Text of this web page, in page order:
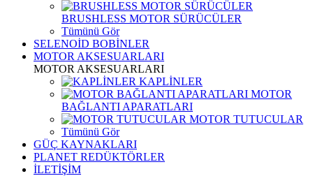
BRUSHLESS MOTOR SÜRÜCÜLER
Tümünü Gör
SELENOİD BOBİNLER
MOTOR AKSESUARLARI
MOTOR AKSESUARLARI
KAPLİNLER
MOTOR
BAĞLANTI APARATLARI
MOTOR TUTUCULAR
Tümünü Gör
GÜÇ KAYNAKLARI
PLANET REDÜKTÖRLER
İLETİŞİM